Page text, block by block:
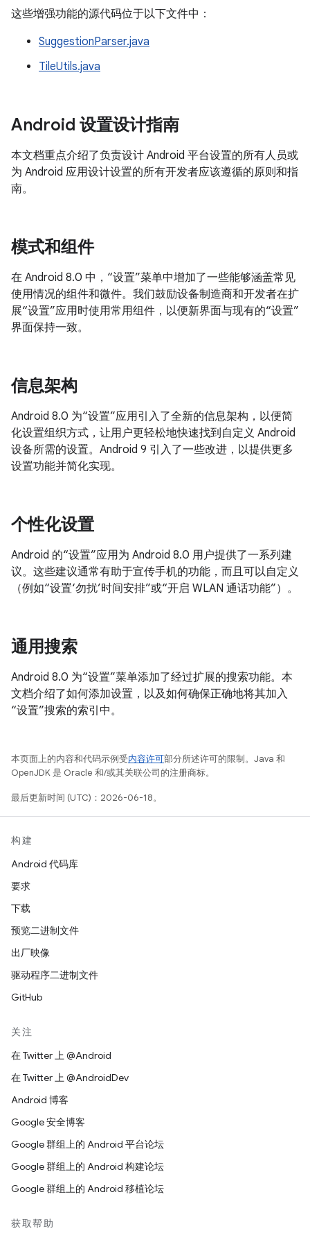
这些增强功能的源代码位于以下文件中：
SuggestionParser.java
TileUtils.java
Android 设置设计指南
本文档重点介绍了负责设计 Android 平台设置的所有人员或
为 Android 应用设计设置的所有开发者应该遵循的原则和指
南。
模式和组件
在 Android 8.0 中，“设置”菜单中增加了一些能够涵盖常见
使用情况的组件和微件。我们鼓励设备制造商和开发者在扩
展“设置”应用时使用常用组件，以便新界面与现有的“设置”
界面保持一致。
信息架构
Android 8.0 为“设置”应用引入了全新的信息架构，以便简
化设置组织方式，让用户更轻松地快速找到自定义 Android
设备所需的设置。Android 9 引入了一些改进，以提供更多
设置功能并简化实现。
个性化设置
Android 的“设置”应用为 Android 8.0 用户提供了一系列建
议。这些建议通常有助于宣传手机的功能，而且可以自定义
（例如“设置‘勿扰’时间安排”或“开启 WLAN 通话功能”）。
通用搜索
Android 8.0 为“设置”菜单添加了经过扩展的搜索功能。本
文档介绍了如何添加设置，以及如何确保正确地将其加入
“设置”搜索的索引中。
本页面上的内容和代码示例受内容许可部分所述许可的限制。Java 和
OpenJDK 是 Oracle 和/或其关联公司的注册商标。
最后更新时间 (UTC)：2026-06-18。
构建
Android 代码库
要求
下载
预览二进制文件
出厂映像
驱动程序二进制文件
GitHub
关注
在 Twitter 上 @Android
在 Twitter 上 @AndroidDev
Android 博客
Google 安全博客
Google 群组上的 Android 平台论坛
Google 群组上的 Android 构建论坛
Google 群组上的 Android 移植论坛
获取帮助